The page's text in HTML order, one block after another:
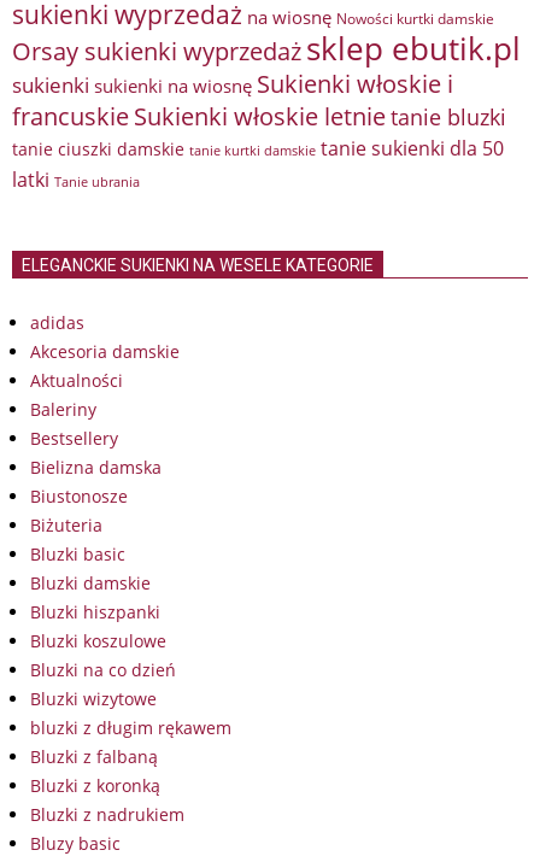
sukienki wyprzedaż na wiosnę Nowości kurtki damskie
Orsay sukienki wyprzedażsklep ebutik.pl
sukienki sukienki na wiosnę Sukienki włoskie i
francuskieSukienki włoskie letnietanie bluzki
tanie ciuszki damskie tanie kurtki damskie tanie sukienki dla 50
latki Tanie ubrania
ELEGANCKIE SUKIENKI NA WESELE KATEGORIE
adidas
Akcesoria damskie
Aktualności
Baleriny
Bestsellery
Bielizna damska
Biustonosze
Biżuteria
Bluzki basic
Bluzki damskie
Bluzki hiszpanki
Bluzki koszulowe
Bluzki na co dzień
Bluzki wizytowe
bluzki z długim rękawem
Bluzki z falbaną
Bluzki z koronką
Bluzki z nadrukiem
Bluzy basic